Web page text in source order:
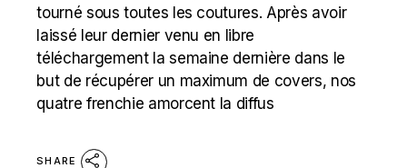
tourné sous toutes les coutures. Après avoir
laissé leur dernier venu en libre
téléchargement la semaine dernière dans le
but de récupérer un maximum de covers, nos
quatre frenchie amorcent la diffus
SHARE